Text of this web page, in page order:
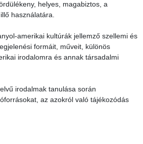
helyes, magabiztos, a
használatára.
amerikai kultúrák jellemző szellemi és
formáit, műveit, különös
irodalomra és annak társadalmi
irodalmak tanulása során
az azokról való tájékozódás